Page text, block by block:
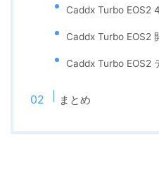
Caddx Turbo EOS2
Caddx Turbo EOS2
Caddx Turbo EOS2
まとめ